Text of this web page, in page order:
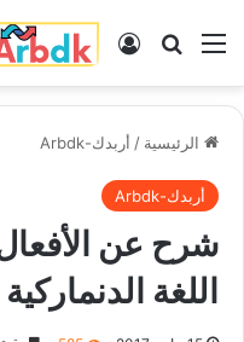
القائمة بحث عنتسجيل الدخول
الرئيسية / أربدك-Arbdk
أربدك-Arbdk
شرح عن
اللغة الدنماركية